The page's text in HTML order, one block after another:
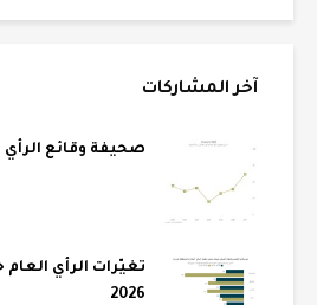
آخر المشاركات
صحيفة وقائع الرأي
تغيّرات الرأي
2026